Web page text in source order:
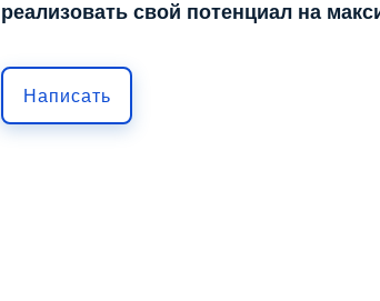
реализовать свой потенциал на
Написать